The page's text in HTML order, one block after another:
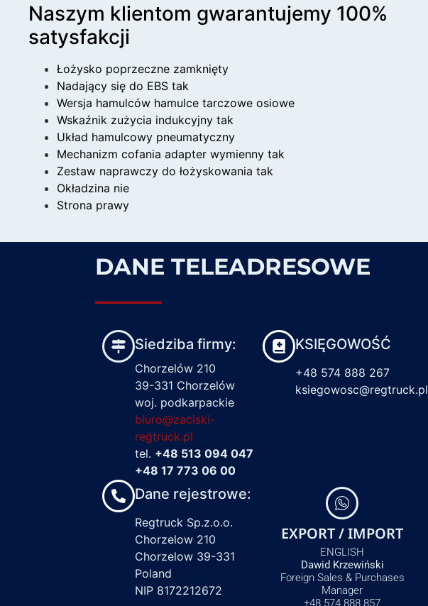
Naszym klientom gwarantujemy 100%
satysfakcji
Łożysko poprzeczne zamknięty
Nadający się do EBS tak
Wersja hamulców hamulce tarczowe osiowe
Wskaźnik zużycia indukcyjny tak
Układ hamulcowy pneumatyczny
Mechanizm cofania adapter wymienny tak
Zestaw naprawczy do łożyskowania tak
Okładzina nie
Strona prawy
DANE TELEADRESOWE
Siedziba firmy:
Chorzelów 210
39-331 Chorzelów
woj. podkarpackie
biuro@zaciski-
regtruck.pl
tel. +48 513 094 047
+48 17 773 06 00
KSIĘGOWOŚĆ
+48 574 888 267
ksiegowosc@regtruck.pl
Dane rejestrowe:
Regtruck Sp.z.o.o.
Chorzelow 210
Chorzelow 39-331
Poland
NIP 8172212672
EXPORT / IMPORT
ENGLISH
Dawid Krzewiński
Foreign Sales & Purchases
Manager
+48 574 888 857